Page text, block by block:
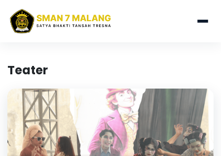
Teater